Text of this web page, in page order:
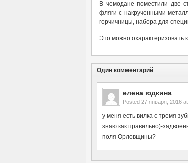
В чемодане поместили две
фляги с накрученными
горчичницы, набора для
Это можно охарактеризовать
Один комментарий
елена юдкина
Posted 27 января, 2016
у меня есть вилка с тремя
знаю как правильно)-
поля Орловщины?